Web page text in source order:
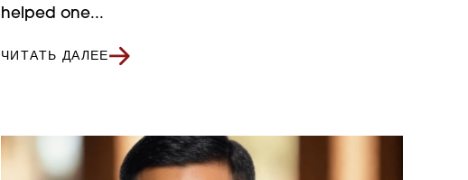
helped one...
ЧИТАТЬ ДАЛЕЕ